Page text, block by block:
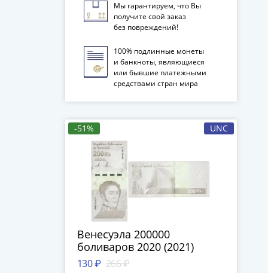
Мы гарантируем, что Вы
получите свой заказ
без повреждений!
100% подлинные монеты
и банкноты, являющиеся
или бывшие платежными
средствами стран мира
-51% UNC
Венесуэла 200000
боливаров 2020 (2021)
130 ₽ 266 ₽